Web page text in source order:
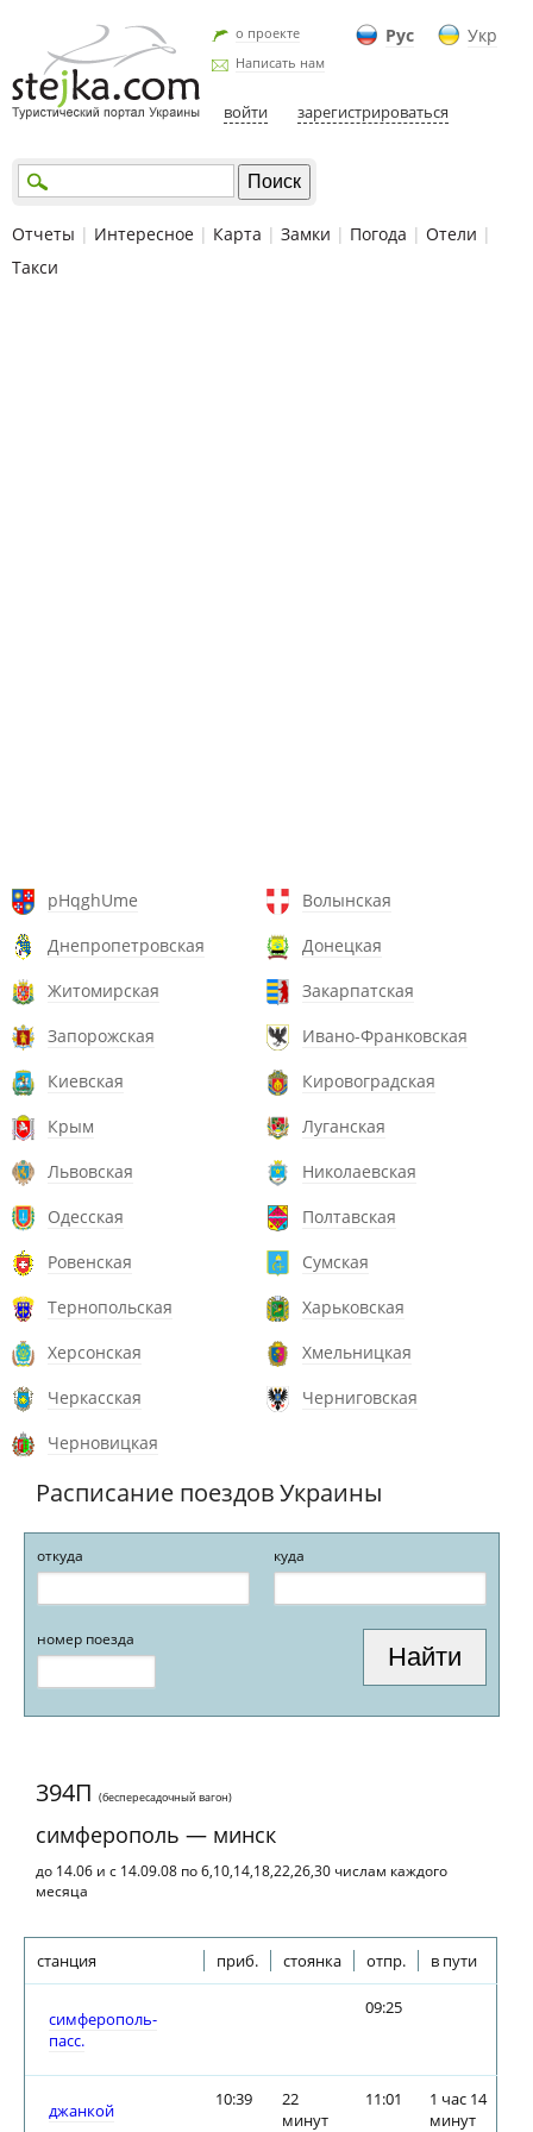
Рус Укр
о проекте
Написать нам
войти зарегистрироваться
Отчеты | Интересное | Карта | Замки | Погода | Отели |
Такси
pHqghUme
Волынская
Днепропетровская
Донецкая
Житомирская
Закарпатская
Запорожская
Ивано-Франковская
Киевская
Кировоградская
Крым
Луганская
Львовская
Николаевская
Одесская
Полтавская
Ровенская
Сумская
Тернопольская
Харьковская
Херсонская
Хмельницкая
Черкасская
Черниговская
Черновицкая
Расписание поездов Украины
откуда куда
номер поезда
394П (беспересадочный вагон)
симферополь — минск
до 14.06 и с 14.09.08 по 6,10,14,18,22,26,30 числам каждого
месяца
станция приб. стоянка отпр. в пути
симферополь-
пасс.
09:25
джанкой
10:39
22
минут
11:01
1 час 14
минут